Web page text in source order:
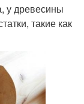
у древесины
такие как